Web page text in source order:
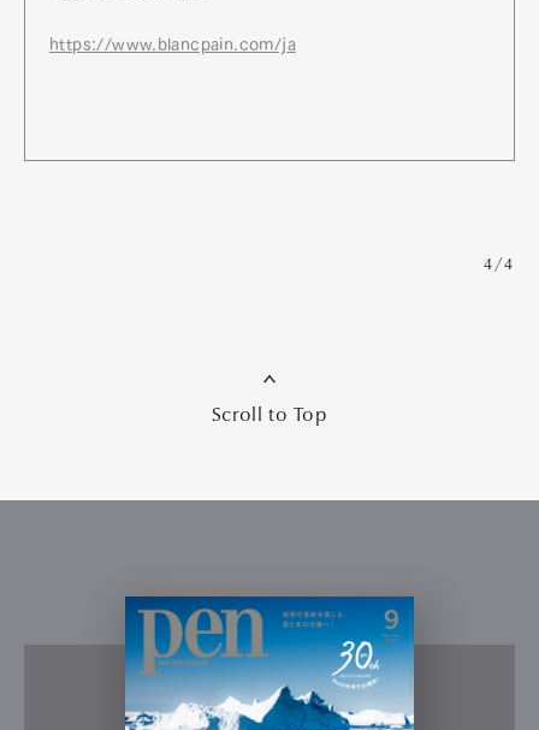
https://www.blancpain.com/ja
4/4
Scroll to Top